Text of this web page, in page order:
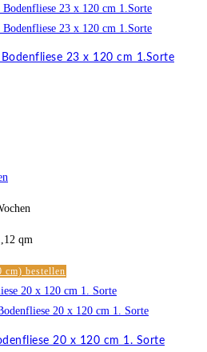
23 x 120 cm 1.Sorte
qm
cm) bestellen
20 x 120 cm 1. Sorte